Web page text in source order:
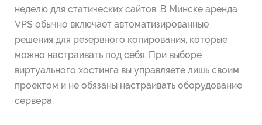
неделю для статических сайтов. В Минске аренда
VPS обычно включает автоматизированные
решения для резервного копирования, которые
можно настраивать под себя. При выборе
виртуального хостинга вы управляете лишь своим
проектом и не обязаны настраивать оборудование
сервера.